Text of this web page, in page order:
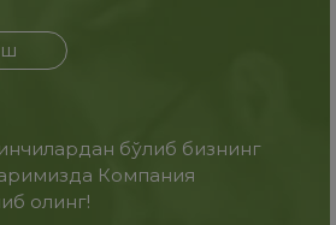
бўлиб бизнинг
Компания
олинг!